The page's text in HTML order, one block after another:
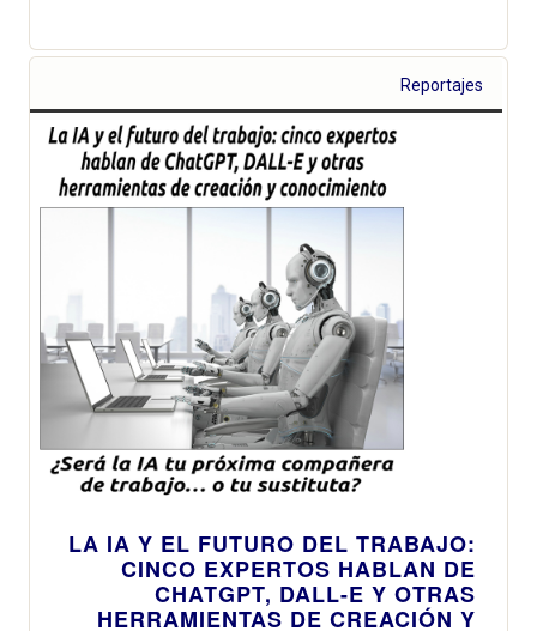
Reportajes
LA IA Y EL FUTURO DEL TRABAJO:
CINCO EXPERTOS HABLAN DE
CHATGPT, DALL-E Y OTRAS
HERRAMIENTAS DE CREACIÓN Y